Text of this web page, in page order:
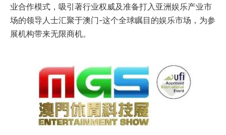
业合作模式，吸引著行业权威及准备打入亚洲娱乐产业市
场的领导人士汇聚于澳门-这个全球瞩目的娱乐市场，为参
展机构带来无限商机。